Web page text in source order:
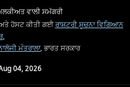
ਵਾਲੀ ਸਮੱਗਰੀ
ਹੋਸਟ ਕੀਤੀ ਗਈਰਾਸ਼ਟਰੀ ਸੂਚਨਾ ਵਿਗਿਆਨ
,
ਮੰਤਰਾਲਾ, ਭਾਰਤ ਸਰਕਾਰ
04, 2026